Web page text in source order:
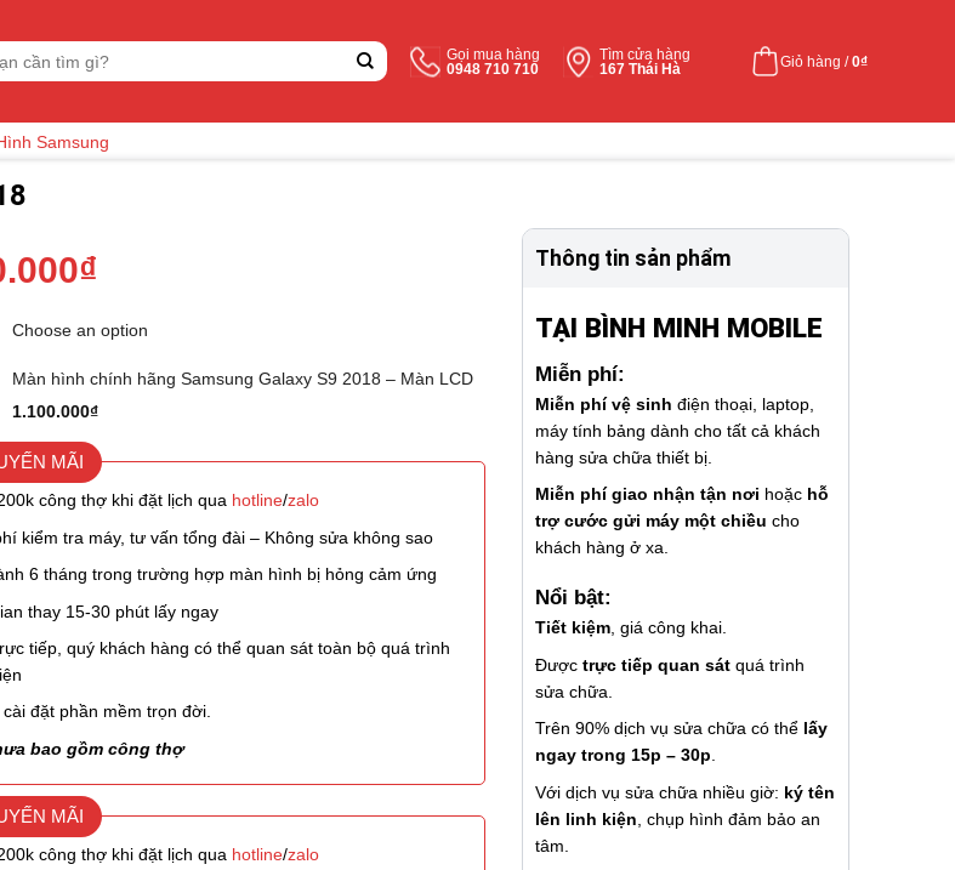
Gọi mua hàng
0948 710 710
Tìm cửa hàng
167 Thái Hà
Giỏ hàng /0₫
Samsung
₫
Choose an option
Màn hình chính hãng Samsung Galaxy S9 2018 – Màn LCD
1.100.000₫
MÃI
công thợ khi đặt lịch qua hotline/zalo
kiểm tra máy, tư vấn tổng đài – Không sửa không sao
6 tháng trong trường hợp màn hình bị hỏng cảm ứng
thay 15-30 phút lấy ngay
tiếp, quý khách hàng có thể quan sát toàn bộ quá trình
đặt phần mềm trọn đời.
bao gồm công thợ
MÃI
công thợ khi đặt lịch qua hotline/zalo
Thông tin sản phẩm
TẠI BÌNH MINH MOBILE
Miễn phí:
Miễn phí vệ sinh điện thoại, laptop,
máy tính bảng dành cho tất cả khách
hàng sửa chữa thiết bị.
Miễn phí giao nhận tận nơi hoặc hỗ
trợ cước gửi máy một chiều cho
khách hàng ở xa.
Nổi bật:
Tiết kiệm, giá công khai.
Được trực tiếp quan sát quá trình
sửa chữa.
Trên 90% dịch vụ sửa chữa có thể lấy
ngay trong 15p – 30p
Với dịch vụ sửa chữa nhiều giờ: ký tên
lên linh kiện , chụp hình đảm bảo an
tâm.